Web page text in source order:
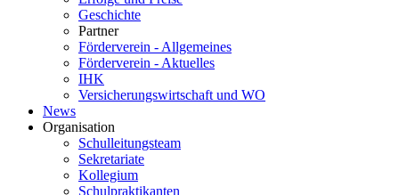
Geschichte
Partner
Förderverein - Allgemeines
Förderverein - Aktuelles
IHK
Versicherungswirtschaft und WO
News
Organisation
Schulleitungsteam
Sekretariate
Kollegium
Schulpraktikanten